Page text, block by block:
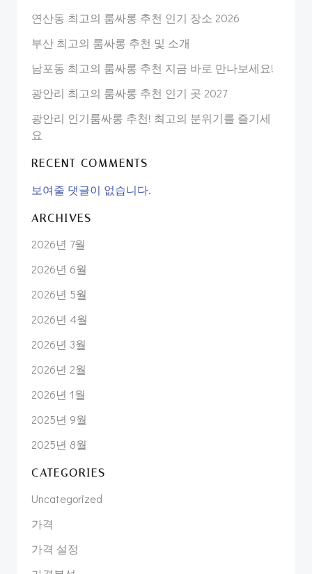
연산동 최고의 룸싸롱 추천 인기 장소 2026
부산 최고의 룸싸롱 추천 및 소개
남포동 최고의 룸싸롱 추천 지금 바로 만나보세요!
광안리 최고의 룸싸롱 추천 인기 곳 2027
광안리 인기룸싸롱 추천! 최고의 분위기를 즐기세
요
RECENT COMMENTS
보여줄 댓글이 없습니다.
ARCHIVES
2026년 7월
2026년 6월
2026년 5월
2026년 4월
2026년 3월
2026년 2월
2026년 1월
2025년 9월
2025년 8월
CATEGORIES
Uncategorized
가격
가격 설정